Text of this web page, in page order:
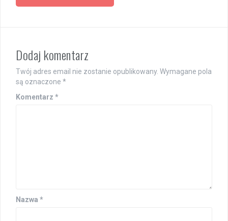
Dodaj komentarz
Twój adres email nie zostanie opublikowany. Wymagane pola
są oznaczone *
Komentarz *
Nazwa *